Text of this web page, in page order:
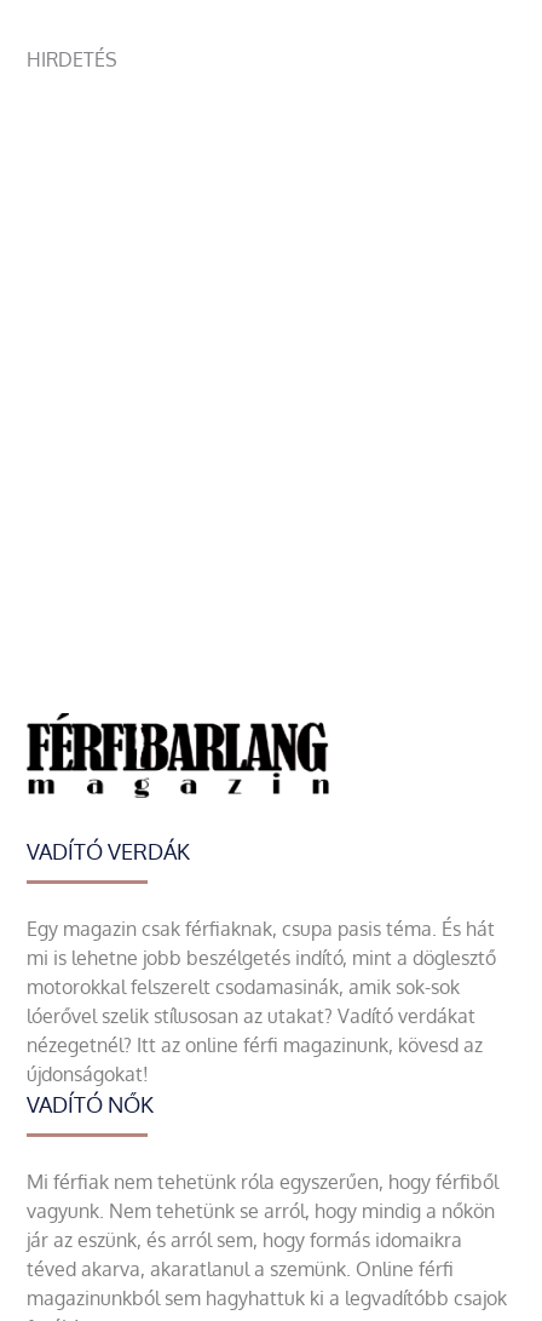
HIRDETÉS
VADÍTÓ VERDÁK
Egy magazin csak férfiaknak, csupa pasis téma. És hát
mi is lehetne jobb beszélgetés indító, mint a döglesztő
motorokkal felszerelt csodamasinák, amik sok-sok
lóerővel szelik stílusosan az utakat? Vadító verdákat
nézegetnél? Itt az online férfi magazinunk, kövesd az
újdonságokat!
VADÍTÓ NŐK
Mi férfiak nem tehetünk róla egyszerűen, hogy férfiből
vagyunk. Nem tehetünk se arról, hogy mindig a nőkön
jár az eszünk, és arról sem, hogy formás idomaikra
téved akarva, akaratlanul a szemünk. Online férfi
magazinunkból sem hagyhattuk ki a legvadítóbb csajok